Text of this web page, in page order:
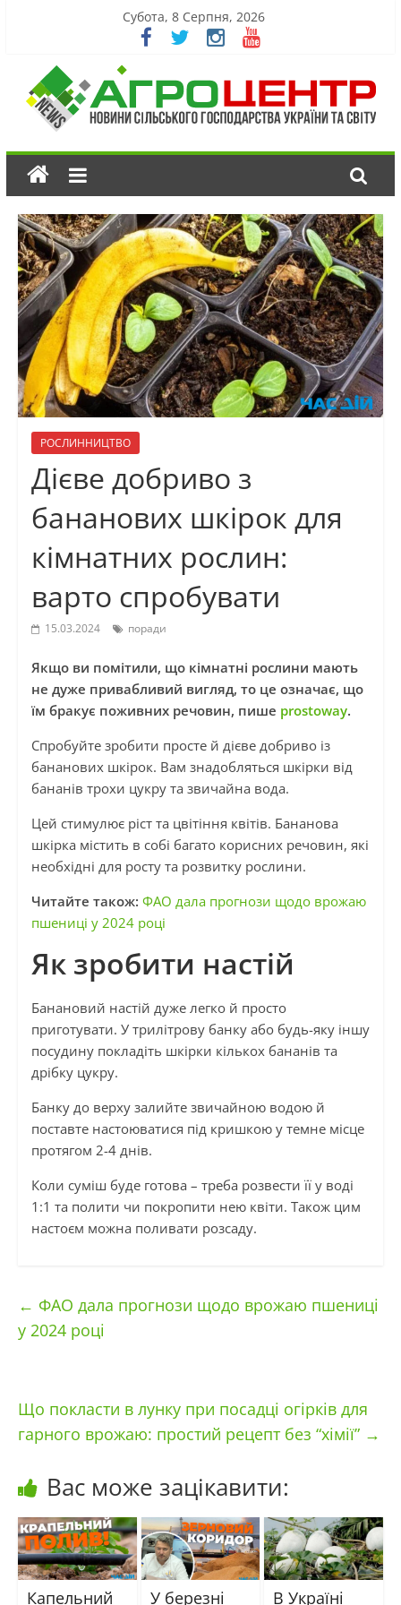
Субота, 8 Серпня, 2026
РОСЛИННИЦТВО
Дієве добриво з
бананових шкірок для
кімнатних рослин:
варто спробувати
15.03.2024 поради
Якщо ви помітили, що кімнатні рослини мають
не дуже привабливий вигляд, то це означає, що
їм бракує поживних речовин, пише prostoway.
Спробуйте зробити просте й дієве добриво із
бананових шкірок. Вам знадобляться шкірки від
бананів трохи цукру та звичайна вода.
Цей стимулює ріст та цвітіння квітів. Бананова
шкірка містить в собі багато корисних речовин, які
необхідні для росту та розвитку рослини.
Читайте також: ФАО дала прогнози щодо врожаю
пшениці у 2024 році
Як зробити настій
Банановий настій дуже легко й просто
приготувати. У трилітрову банку або будь-яку іншу
посудину покладіть шкірки кількох бананів та
дрібку цукру.
Банку до верху залийте звичайною водою й
поставте настоюватися під кришкою у темне місце
протягом 2-4 днів.
Коли суміш буде готова – треба розвести її у воді
1:1 та полити чи покропити нею квіти. Також цим
настоєм можна поливати розсаду.
← ФАО дала прогнози щодо врожаю пшениці
у 2024 році
Що покласти в лунку при посадці огірків для
гарного врожаю: простий рецепт без “хімії” →
Вас може зацікавити:
Капельний У березні В Україні